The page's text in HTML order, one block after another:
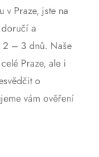
v Praze, jste na
doručí a
2 – 3 dnů. Naše
Praze, ale i
o
vám ověření